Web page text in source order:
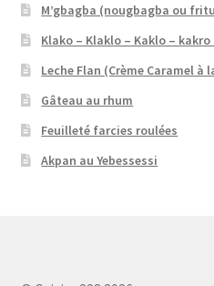
M’gbagba (nougbagba ou
Klako – Klaklo – Kaklo –
Leche Flan (Crème Caramel à
Gâteau au rhum
Feuilleté farcies roulées
Akpan au Yebessessi